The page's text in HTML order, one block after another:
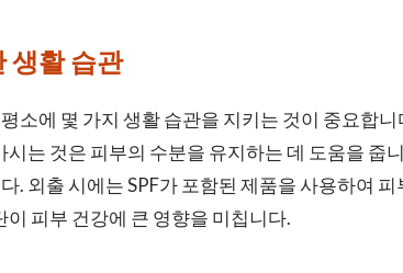
생활 습관
소에 몇 가지 생활 습관을 지키는 것이 중요합니
는 것은 피부의 수분을 유지하는 데 도움을 줍
. 외출 시에는 SPF가 포함된 제품을 사용하여
피부 건강에 큰 영향을 미칩니다.